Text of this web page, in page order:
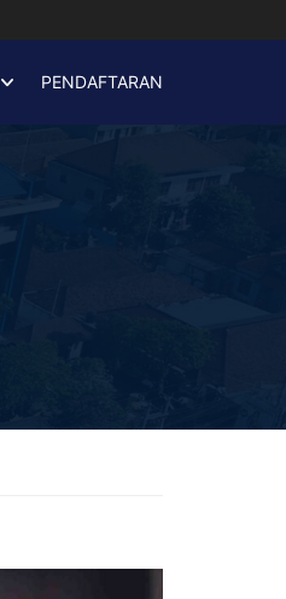
PENDAFTARAN